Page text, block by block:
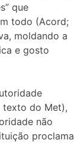
que
todo (Acord;
moldando a
e gosto
texto do Met),
não
proclama